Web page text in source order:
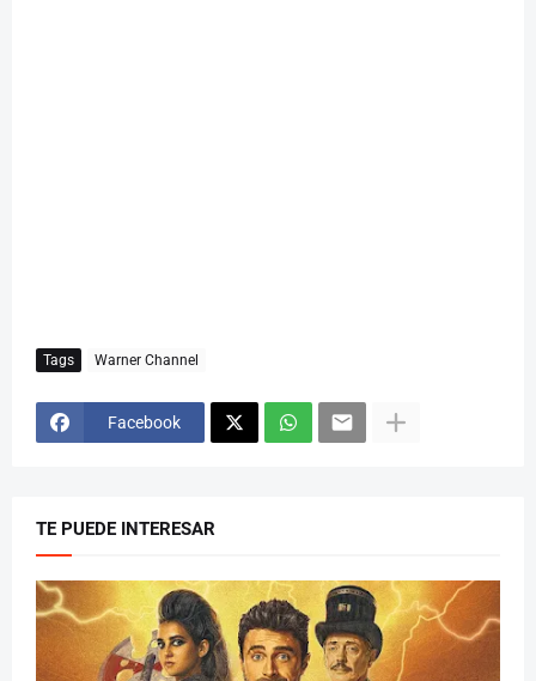
Tags Warner Channel
Facebook
TE PUEDE INTERESAR